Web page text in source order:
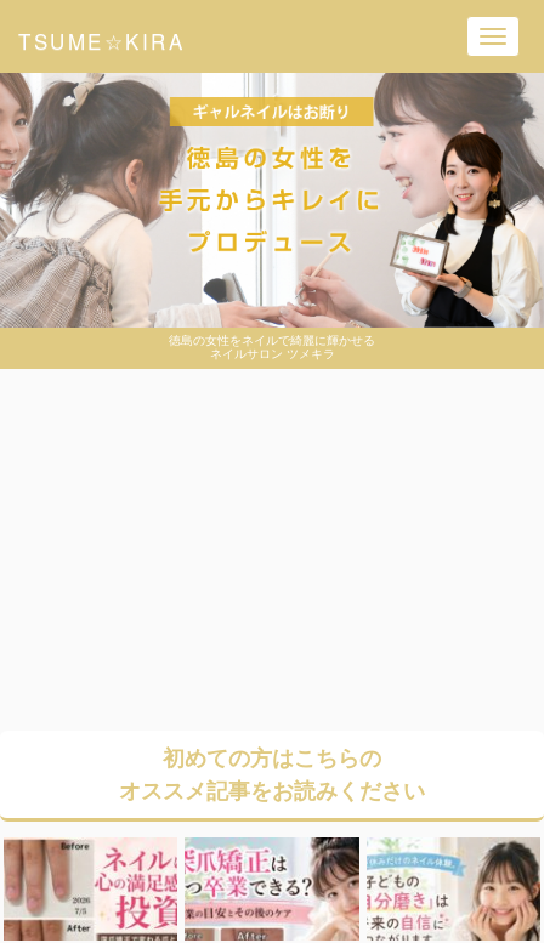
徳島の女性をネイルで綺麗に輝かせる
ネイルサロン ツメキラ
TSUME☆KIRA
初めての方はこちらの
オススメ記事をお読みください